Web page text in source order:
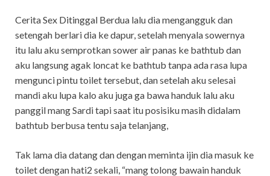
Cerita Sex Ditinggal Berdua lalu dia mengangguk dan
setengah berlari dia ke dapur, setelah menyala sowernya
itu lalu aku semprotkan sower air panas ke bathtub dan
aku langsung agak loncat ke bathtub tanpa ada rasa lupa
mengunci pintu toilet tersebut, dan setelah aku selesai
mandi aku lupa kalo aku juga ga bawa handuk lalu aku
panggil mang Sardi tapi saat itu posisiku masih didalam
bathtub berbusa tentu saja telanjang,
Tak lama dia datang dan dengan meminta ijin dia masuk ke
toilet dengan hati2 sekali, “mang tolong bawain handuk